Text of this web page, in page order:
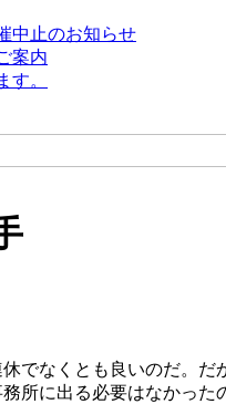
中止のお知らせ
案内
す。
でなくとも良いのだ。
所に出る必要はなかっ